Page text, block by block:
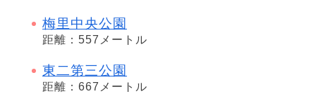
梅里中央公園
距離：557メートル
東二第三公園
距離：667メートル